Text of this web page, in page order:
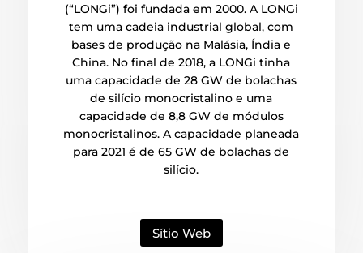
(“LONGi”) foi fundada em 2000. A LONGi
tem uma cadeia industrial global, com
bases de produção na Malásia, Índia e
China. No final de 2018, a LONGi tinha
uma capacidade de 28 GW de bolachas
de silício monocristalino e uma
capacidade de 8,8 GW de módulos
monocristalinos. A capacidade planeada
para 2021 é de 65 GW de bolachas de
silício.
Sítio Web